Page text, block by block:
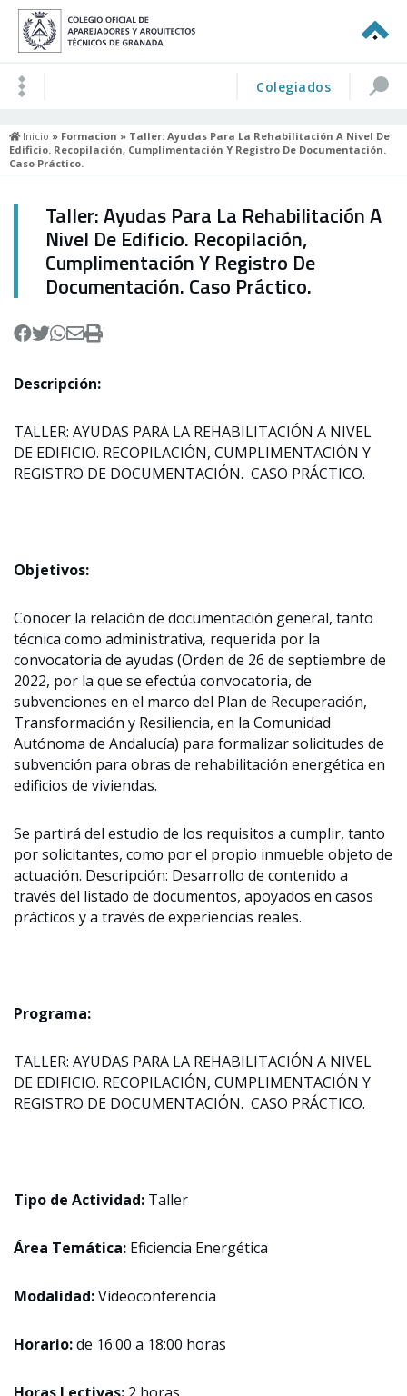
Colegiados
Inicio » Formacion » Taller: Ayudas Para La Rehabilitación A Nivel De
Edificio. Recopilación, Cumplimentación Y Registro De Documentación.
Caso Práctico.
Taller: Ayudas Para La Rehabilitación A
Nivel De Edificio. Recopilación,
Cumplimentación Y Registro De
Documentación. Caso Práctico.
Descripción:
TALLER: AYUDAS PARA LA REHABILITACIÓN A NIVEL
DE EDIFICIO. RECOPILACIÓN, CUMPLIMENTACIÓN Y
REGISTRO DE DOCUMENTACIÓN. CASO PRÁCTICO.
Objetivos:
Conocer la relación de documentación general, tanto
técnica como administrativa, requerida por la
convocatoria de ayudas (Orden de 26 de septiembre de
2022, por la que se efectúa convocatoria, de
subvenciones en el marco del Plan de Recuperación,
Transformación y Resiliencia, en la Comunidad
Autónoma de Andalucía) para formalizar solicitudes de
subvención para obras de rehabilitación energética en
edificios de viviendas.
Se partirá del estudio de los requisitos a cumplir, tanto
por solicitantes, como por el propio inmueble objeto de
actuación. Descripción: Desarrollo de contenido a
través del listado de documentos, apoyados en casos
prácticos y a través de experiencias reales.
Programa:
TALLER: AYUDAS PARA LA REHABILITACIÓN A NIVEL
DE EDIFICIO. RECOPILACIÓN, CUMPLIMENTACIÓN Y
REGISTRO DE DOCUMENTACIÓN. CASO PRÁCTICO.
Tipo de Actividad: Taller
Área Temática: Eficiencia Energética
Modalidad:Videoconferencia
Horario:de 16:00 a 18:00 horas